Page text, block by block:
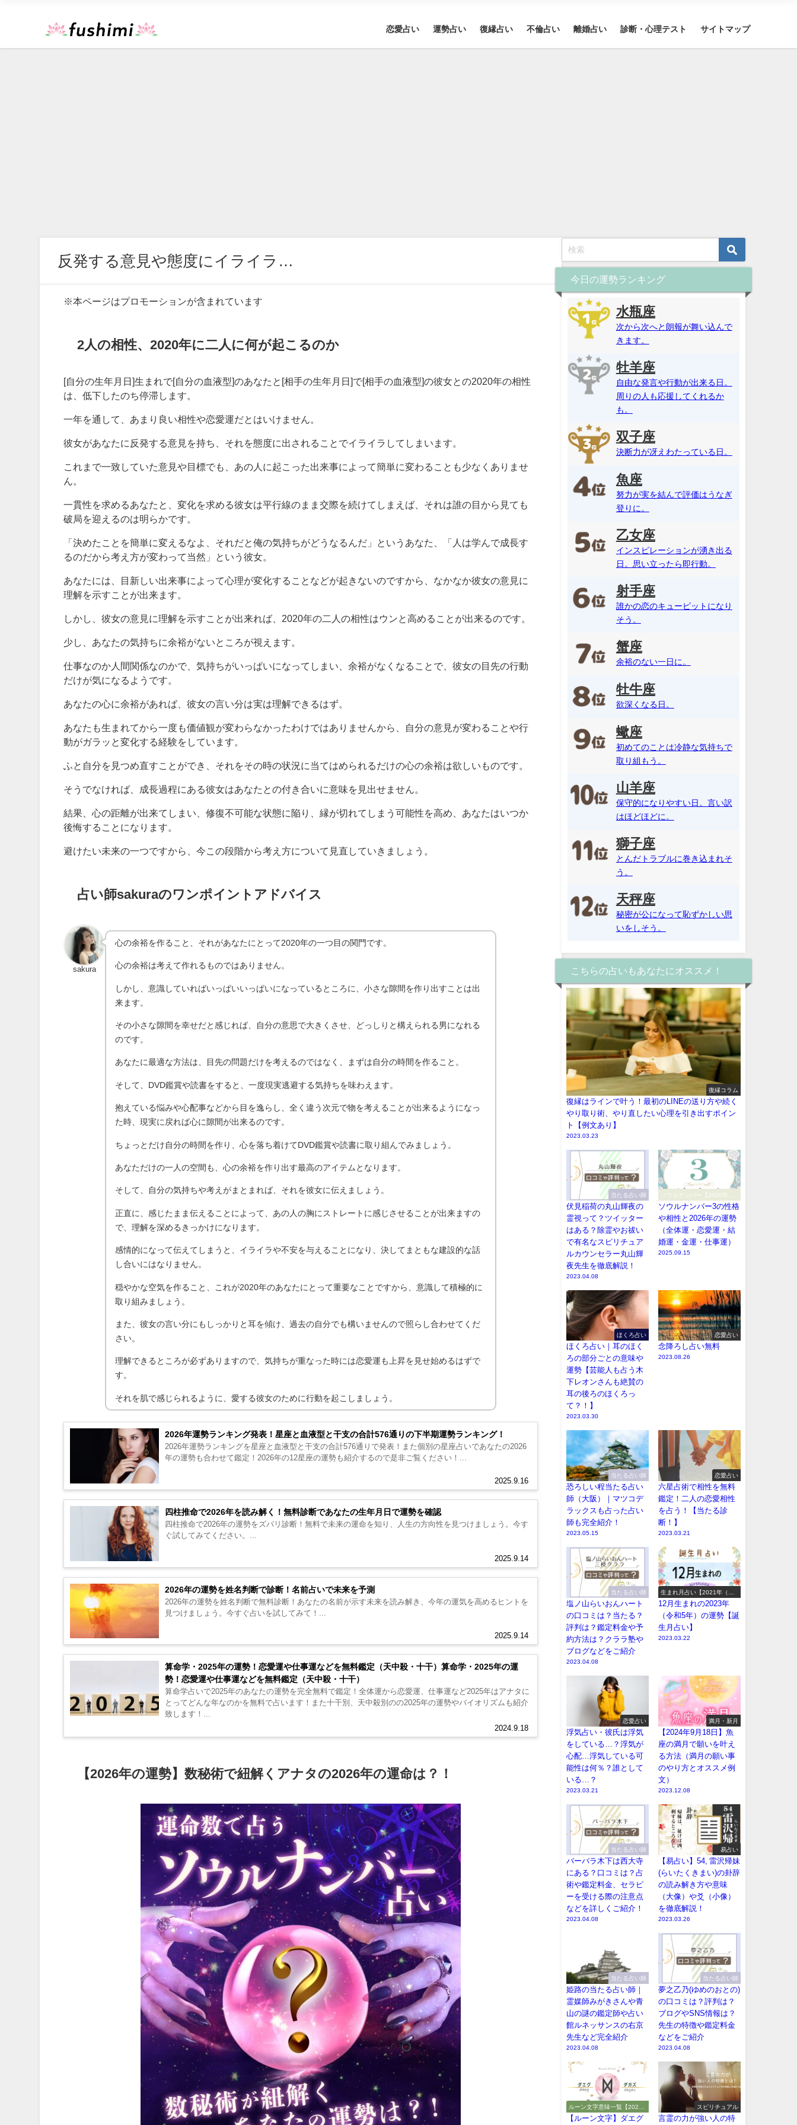
恋愛占い 運勢占い 復縁占い 不倫占い 離婚占い 診断・心理テスト サイトマップ
反発する意見や態度にイライラ…
※本ページはプロモーションが含まれています
2人の相性、2020年に二人に何が起こるのか
[自分の生年月日]生まれで[自分の血液型]のあなたと[相手の生年月日]で[相手の血液型]の彼女との2020年の相性
は、低下したのち停滞します。
一年を通して、あまり良い相性や恋愛運だとはいけません。
彼女があなたに反発する意見を持ち、それを態度に出されることでイライラしてしまいます。
これまで一致していた意見や目標でも、あの人に起こった出来事によって簡単に変わることも少なくありませ
ん。
一貫性を求めるあなたと、変化を求める彼女は平行線のまま交際を続けてしまえば、それは誰の目から見ても
破局を迎えるのは明らかです。
「決めたことを簡単に変えるなよ、それだと俺の気持ちがどうなるんだ」というあなた、「人は学んで成長す
るのだから考え方が変わって当然」という彼女。
あなたには、目新しい出来事によって心理が変化することなどが起きないのですから、なかなか彼女の意見に
理解を示すことが出来ます。
しかし、彼女の意見に理解を示すことが出来れば、2020年の二人の相性はウンと高めることが出来るのです。
少し、あなたの気持ちに余裕がないところが視えます。
仕事なのか人間関係なのかで、気持ちがいっぱいになってしまい、余裕がなくなることで、彼女の目先の行動
だけが気になるようです。
あなたの心に余裕があれば、彼女の言い分は実は理解できるはず。
あなたも生まれてから一度も価値観が変わらなかったわけではありませんから、自分の意見が変わることや行
動がガラッと変化する経験をしています。
ふと自分を見つめ直すことができ、それをその時の状況に当てはめられるだけの心の余裕は欲しいものです。
そうでなければ、成長過程にある彼女はあなたとの付き合いに意味を見出せません。
結果、心の距離が出来てしまい、修復不可能な状態に陥り、縁が切れてしまう可能性を高め、あなたはいつか
後悔することになります。
避けたい未来の一つですから、今この段階から考え方について見直していきましょう。
占い師sakuraのワンポイントアドバイス
sakura
心の余裕を作ること、それがあなたにとって2020年の一つ目の関門です。
心の余裕は考えて作れるものではありません。
しかし、意識していればいっぱいいっぱいになっているところに、小さな隙間を作り出すことは出
来ます。
その小さな隙間を幸せだと感じれば、自分の意思で大きくさせ、どっしりと構えられる男になれる
のです。
あなたに最適な方法は、目先の問題だけを考えるのではなく、まずは自分の時間を作ること。
そして、DVD鑑賞や読書をすると、一度現実逃避する気持ちを味わえます。
抱えている悩みや心配事などから目を逸らし、全く違う次元で物を考えることが出来るようになっ
た時、現実に戻れば心に隙間が出来るのです。
ちょっとだけ自分の時間を作り、心を落ち着けてDVD鑑賞や読書に取り組んでみましょう。
あなただけの一人の空間も、心の余裕を作り出す最高のアイテムとなります。
そして、自分の気持ちや考えがまとまれば、それを彼女に伝えましょう。
正直に、感じたまま伝えることによって、あの人の胸にストレートに感じさせることが出来ますの
で、理解を深めるきっかけになります。
感情的になって伝えてしまうと、イライラや不安を与えることになり、決してまともな建設的な話
し合いにはなりません。
穏やかな空気を作ること、これが2020年のあなたにとって重要なことですから、意識して積極的に
取り組みましょう。
また、彼女の言い分にもしっかりと耳を傾け、過去の自分でも構いませんので照らし合わせてくだ
さい。
理解できるところが必ずありますので、気持ちが重なった時には恋愛運も上昇を見せ始めるはずで
す。
それを肌で感じられるように、愛する彼女のために行動を起こしましょう。
2026年運勢ランキング発表！星座と血液型と干支の合計576通りの下半期運勢ランキング！
2025.9.16
2026年運勢ランキングを星座と血液型と干支の合計576通りで発表！また個別の星座占いであなたの2026
年の運勢も合わせて鑑定！2026年の12星座の運勢も紹介するので是非ご覧ください！...
四柱推命で2026年を読み解く！無料診断であなたの生年月日で運勢を確認
2025.9.14
四柱推命で2026年の運勢をズバリ診断！無料で未来の運命を知り、人生の方向性を見つけましょう。今す
ぐ試してみてください。...
2026年の運勢を姓名判断で診断！名前占いで未来を予測
2025.9.14
2026年の運勢を姓名判断で無料診断！あなたの名前が示す未来を読み解き、今年の運気を高めるヒントを
見つけましょう。今すぐ占いを試してみて！...
算命学・2025年の運勢！恋愛運や仕事運などを無料鑑定（天中殺・十干）算命学・2025年の運
勢！恋愛運や仕事運などを無料鑑定（天中殺・十干）
2024.9.18
算命学占いで2025年のあなたの運勢を完全無料で鑑定！全体運から恋愛運、仕事運など2025年はアナタに
とってどんな年なのかを無料で占います！また十干別、天中殺別のの2025年の運勢やバイオリズムも紹介
致します！...
【2026年の運勢】数秘術で紐解くアナタの2026年の運命は？！
今日の運勢ランキング
水瓶座
次から次へと朗報が舞い込んで
きます。
牡羊座
自由な発言や行動が出来る日。
周りの人も応援してくれるか
も。
双子座
決断力が冴えわたっている日。
魚座
努力が実を結んで評価はうなぎ
登りに。
乙女座
インスピレーションが湧き出る
日。思い立ったら即行動。
射手座
誰かの恋のキューピットになり
そう。
蟹座
余裕のない一日に。
牡牛座
欲深くなる日。
蠍座
初めてのことは冷静な気持ちで
取り組もう。
山羊座
保守的になりやすい日。言い訳
はほどほどに。
獅子座
とんだトラブルに巻き込まれそ
う。
天秤座
秘密が公になって恥ずかしい思
いをしそう。
こちらの占いもあなたにオススメ！
復縁コラム
復縁はラインで叶う！最初のLINEの送り方や続く
やり取り術、やり直したい心理を引き出すポイン
ト【例文あり】
2023.03.23
当たる占い師
伏見稲荷の丸山輝夜の
霊視って？ツイッター
はある？除霊やお祓い
で有名なスピリチュア
ルカウンセラー丸山輝
夜先生を徹底解説！
2023.04.08
ソウルナンバー【2026年
（令和8年）】
ソウルナンバー3の性格
や相性と2026年の運勢
（全体運・恋愛運・結
婚運・金運・仕事運）
2025.09.15
ほくろ占い
ほくろ占い｜耳のほく
ろの部分ごとの意味や
運勢【芸能人も占う木
下レオンさんも絶賛の
耳の後ろのほくろっ
て？！】
2023.03.30
恋愛占い
念降ろし占い無料
2023.08.26
当たる占い師
恐ろしい程当たる占い
師（大阪）｜マツコデ
ラックスも占った占い
師も完全紹介！
2023.05.15
恋愛占い
六星占術で相性を無料
鑑定！二人の恋愛相性
を占う！【当たる診
断！】
2023.03.21
当たる占い師
塩ノ山らいおんハート
の口コミは？当たる？
評判は？鑑定料金や予
約方法は？クララ塾や
ブログなどをご紹介
2023.04.08
生まれ月占い【2021年（令
和3年）の運勢】
12月生まれの2023年
（令和5年）の運勢【誕
生月占い】
2023.03.22
恋愛占い
浮気占い・彼氏は浮気
をしている…？浮気が
心配…浮気している可
能性は何％？誰として
いる…？
2023.03.21
満月・新月
【2024年9月18日】魚
座の満月で願いを叶え
る方法（満月の願い事
のやり方とオススメ例
文）
2023.12.08
当たる占い師
バーバラ木下は西大寺
にある？口コミは？占
術や鑑定料金、セラピ
ーを受ける際の注意点
などを詳しくご紹介！
2023.04.08
易占い
【易占い】54, 雷沢帰妹
(らいたくきまい)の卦辞
の読み解き方や意味
（大像）や爻（小像）
を徹底解説！
2023.03.26
当たる占い師
姫路の当たる占い師｜
霊媒師みがきさんや青
山の謎の鑑定師や占い
館ルネッサンスの右京
先生など完全紹介
2023.04.08
当たる占い師
夢之乙乃(ゆめのおとの)
の口コミは？評判は？
ブログやSNS情報は？
先生の特徴や鑑定料金
などをご紹介
2023.04.08
ルーン文字意味一覧【2026
年・解読や解釈やアルファベ
【ルーン文字】ダエグ
スピリチュアル
言霊の力が強い人の特